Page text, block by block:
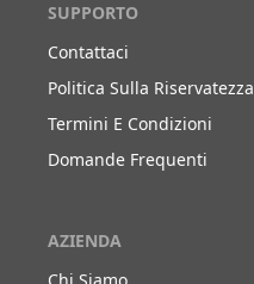
SUPPORTO
Contattaci
Politica Sulla Riservatezza
Termini E Condizioni
Domande Frequenti
AZIENDA